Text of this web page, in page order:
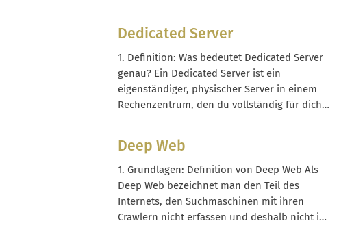
„Herumprobieren“ folgt Debugging einem
nachvollziehbaren, oft wiederholbaren Ablauf
und nutzt spezialisierte Werkzeuge wie
Debugger, Logs oder Monitoring. Debugging
endet nicht mit dem ersten...
Dedicated Server
1. Definition: Was bedeutet Dedicated Server
genau? Ein Dedicated Server ist ein
eigenständiger, physischer Server in einem
Rechenzentrum, den du vollständig für dich
Shared-Hosting oder vielen Cloud-Angeboten
nutzt bei einem Dedicated Server nur ein
Kunde die gesamte Hardware. Pro Server gibt
es genau...
Deep Web
1. Grundlagen: Definition von Deep Web Als
Deep Web bezeichnet man den Teil des
Internets, den Suchmaschinen mit ihren
Crawlern nicht erfassen und deshalb nicht in